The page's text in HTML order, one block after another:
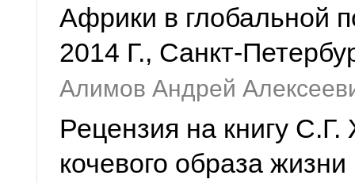
Африки в глобальной
2014 Г., Санкт-
Алимов Андрей
Рецензия на книгу
кочевого образа